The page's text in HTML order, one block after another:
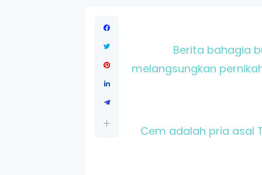
Berita bahagia
melangsungkan
Cem adalah pria asal